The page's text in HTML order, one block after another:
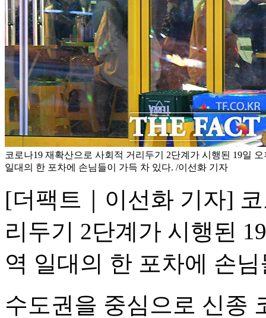
코로나19 재확산으로 사회적 거리두기 2단계가 시행된 19일
일대의 한 포차에 손님들이 가득 차 있다. /이선화 기자
[더팩트｜이선화 기자]
리두기 2단계가 시행된
역 일대의 한 포차에 손
수도권을 중심으로 신종